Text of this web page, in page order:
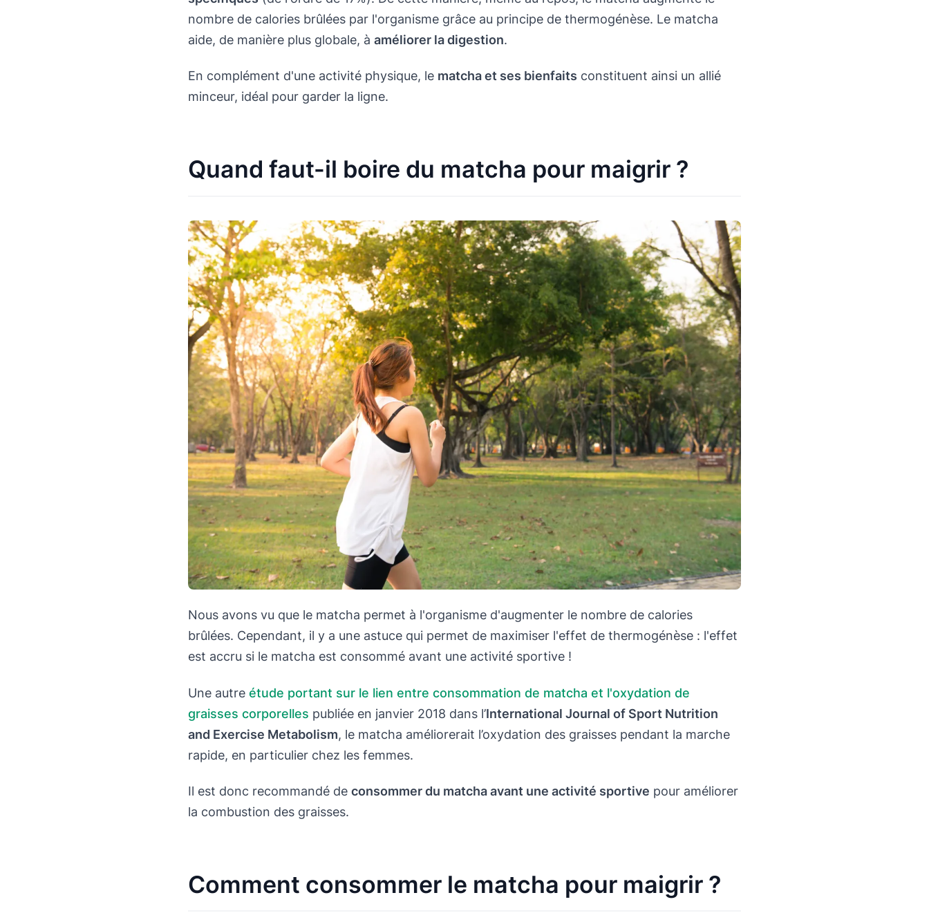
nombre de calories brûlées par l'organisme grâce au principe de thermogénèse. Le matcha
aide, de manière plus globale, à améliorer la digestion.
En complément d'une activité physique, le matcha et ses bienfaits constituent ainsi un allié
minceur, idéal pour garder la ligne.
Quand faut-il boire du matcha pour maigrir ?
Nous avons vu que le matcha permet à l'organisme d'augmenter le nombre de calories
brûlées. Cependant, il y a une astuce qui permet de maximiser l'effet de thermogénèse : l'effet
est accru si le matcha est consommé avant une activité sportive !
Une autre étude portant sur le lien entre consommation de matcha et l'oxydation de
graisses corporelles publiée en janvier 2018 dans l’International Journal of Sport Nutrition
and Exercise Metabolism, le matcha améliorerait l’oxydation des graisses pendant la marche
rapide, en particulier chez les femmes.
Il est donc recommandé de consommer du matcha avant une activité sportive pour améliorer
la combustion des graisses.
Comment consommer le matcha pour maigrir ?